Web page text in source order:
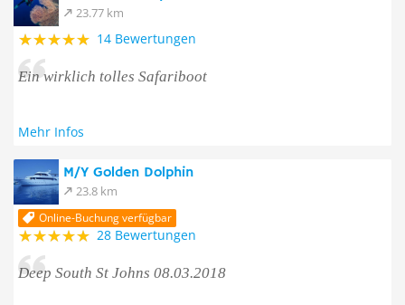
23.77 km
14 Bewertungen
Ein wirklich tolles Safariboot
Mehr Infos
M/Y Golden Dolphin
23.8 km
Online-Buchung verfügbar
28 Bewertungen
Deep South St Johns 08.03.2018